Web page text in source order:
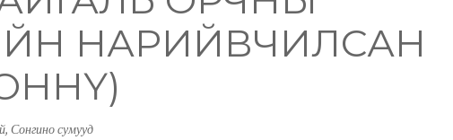
НАРИЙВЧИЛСАН
Сонгино сумууд